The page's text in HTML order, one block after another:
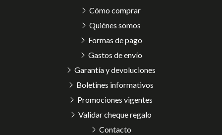
Cómo comprar
Quiénes somos
Formas de pago
Gastos de envío
Garantía y devoluciones
Boletines informativos
Promociones vigentes
Validar cheque regalo
Contacto